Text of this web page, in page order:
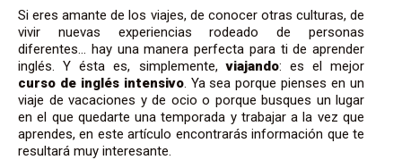
Si eres amante de los viajes, de conocer otras culturas, de
vivir nuevas experiencias rodeado de personas
diferentes… hay una manera perfecta para ti de aprender
inglés. Y ésta es, simplemente,viajando: es el mejor
curso de inglés intensivo. Ya sea porque pienses en un
viaje de vacaciones y de ocio o porque busques un lugar
en el que quedarte una temporada y trabajar a la vez que
aprendes, en este artículo encontrarás información que te
resultará muy interesante.